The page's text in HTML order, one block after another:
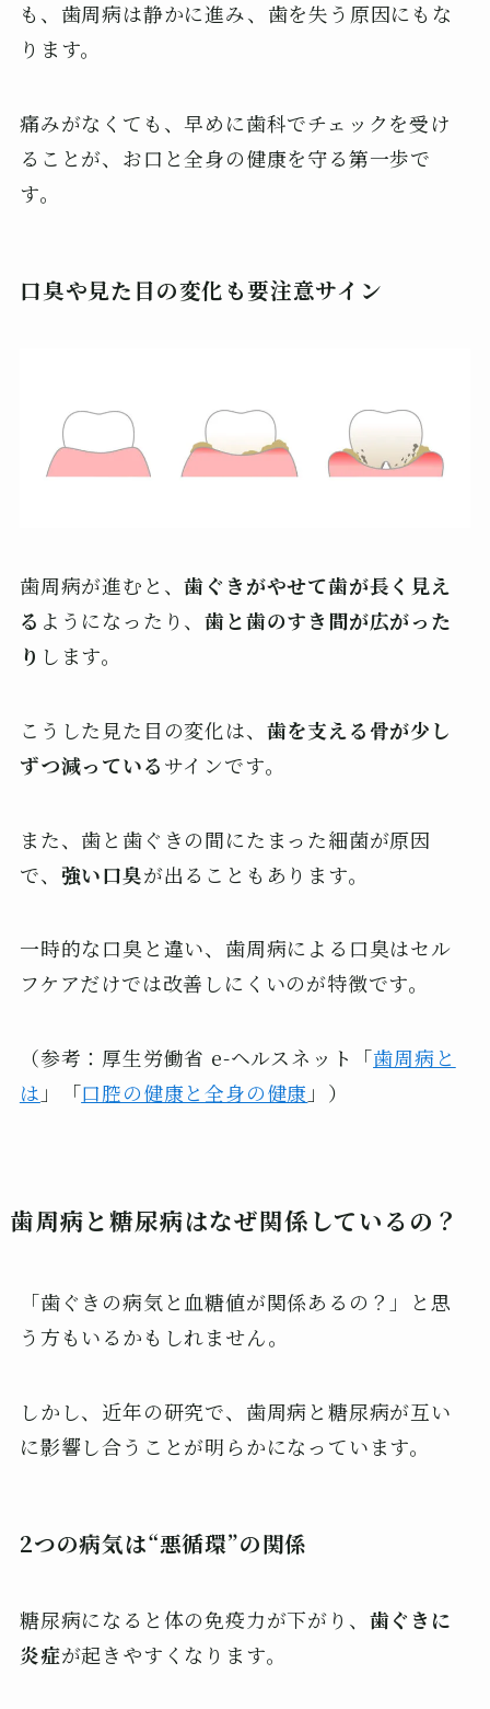
も、歯周病は静かに進み、歯を失う原因にもな
ります。
痛みがなくても、早めに歯科でチェックを受け
ることが、お口と全身の健康を守る第一歩で
す。
口臭や見た目の変化も要注意サイン
歯周病が進むと、歯ぐきがやせて歯が長く見え
る ようになったり、歯と歯のすき間が広がった
り します。
こうした見た目の変化は、 歯を支える骨が少し
ずつ減っているサインです。
また、歯と歯ぐきの間にたまった細菌が原因
で、 強い口臭が出ることもあります。
一時的な口臭と違い、歯周病による口臭はセル
フケアだけでは改善しにくいのが特徴です。
（参考：厚生労働省 e-ヘルスネット「歯周病と
は 」「口腔の健康と全身の健康 」）
歯周病と糖尿病はなぜ関係しているの？
「歯ぐきの病気と血糖値が関係あるの？」と思
う方もいるかもしれません。
しかし、近年の研究で、歯周病と糖尿病が互い
に影響し合うことが明らかになっています。
2つの病気は“悪循環”の関係
糖尿病になると体の免疫力が下がり、 歯ぐきに
炎症が起きやすくなります。